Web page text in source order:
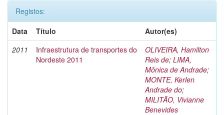
Registos:
Data
Título
Autor(es)
2011
Infraestrutura de transportes do
Nordeste 2011
OLIVEIRA, Hamilton
Reis de; LIMA,
Mônica de Andrade;
MONTE, Kerlen
Andrade do;
MILITÃO, Vivianne
Benevides